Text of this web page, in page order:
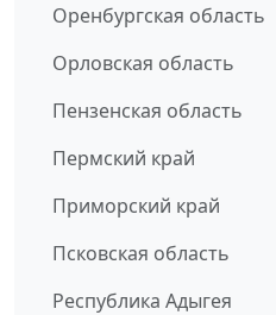
Оренбургская область
Орловская область
Пензенская область
Пермский край
Приморский край
Псковская область
Республика Адыгея